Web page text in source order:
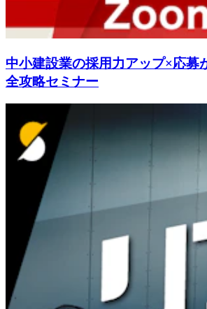
中小建設業の採用力アップ×応募
全攻略セミナー